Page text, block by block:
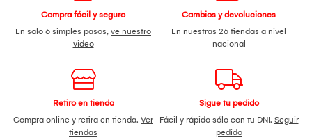
Compra fácil y seguro
En solo 6 simples pasos, ve nuestro
video
Cambios y devoluciones
En nuestras 26 tiendas a nivel
nacional
Retiro en tienda
Compra online y retira en tienda. Ver
tiendas
Sigue tu pedido
Fácil y rápido sólo con tu DNI. Seguir
pedido